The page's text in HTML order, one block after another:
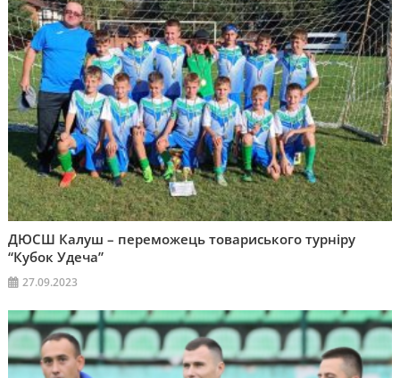
ДЮСШ Калуш – переможець товариського турніру
“Кубок Удеча”
27.09.2023